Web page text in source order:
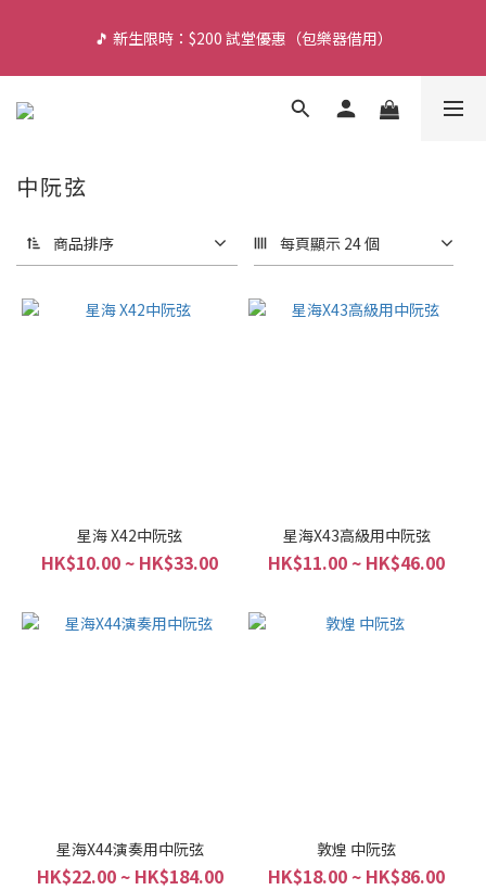
🎵 新生限時：$200 試堂優惠（包樂器借用）
🎵 新生限時：$200 試堂優惠（包樂器借用）
🌙 旺角夜間琴行（營業至 11:30PM）
🔥 門市轉型感謝祭：現貨低至 7 折！（參觀門市及試琴敬請
🎵 新生限時：$200 試堂優惠（包樂器借用）
中阮弦
商品排序 每頁顯示 24 個
星海 X42中阮弦
HK$10.00 ~ HK$33.00
星海X43高級用中阮弦
HK$11.00 ~ HK$46.00
星海X44演奏用中阮弦
HK$22.00 ~ HK$184.00
敦煌 中阮弦
HK$18.00 ~ HK$86.00